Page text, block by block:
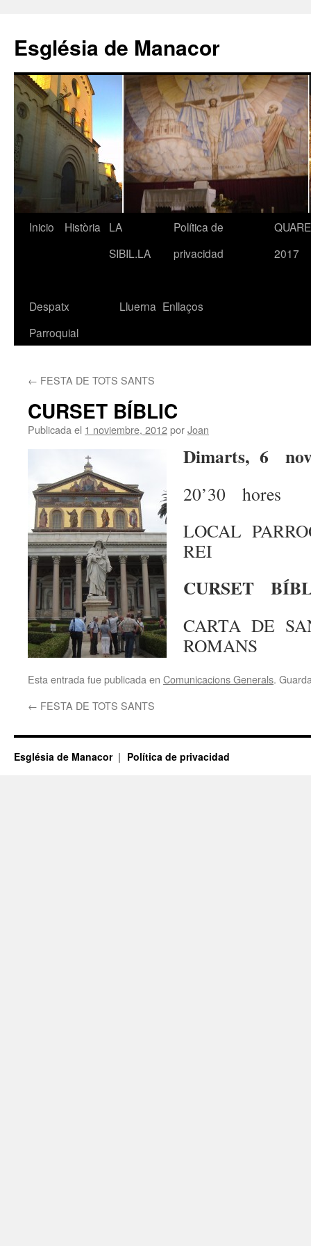
contenido
Església de Manacor
Inicio Història
LA
SIBIL.LA
Política de
privacidad
2017
Despatx
Parroquial
Lluerna Enllaços
← FESTA DE TOTS SANTS
CURSET BÍBLIC
Publicada el 1 noviembre, 2012porJoan
Dimarts, 6
20’30 hores
LOCAL
REI
CURSET
CARTA DE
ROMANS
Esta entrada fue publicada en Comunicacions Generals.
← FESTA DE TOTS SANTS
Església de Manacor Política de privacidad